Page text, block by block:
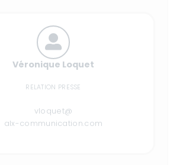
Véronique Loquet
RELATION PRESSE
vloquet@
alx-communication.com